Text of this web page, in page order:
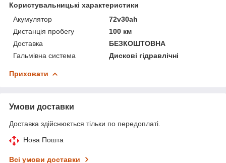
Користувальницькі характеристики
Акумулятор
72v30ah
Дистанція пробегу
100 км
Доставка
БЕЗКОШТОВНА
Гальмівна система
Дискові гідравлічні
Приховати
Умови доставки
Доставка здійснюється тільки по передоплаті.
Нова Пошта
Всі умови доставки